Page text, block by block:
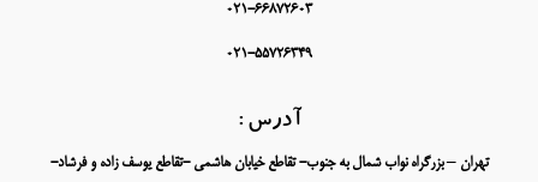
021-66872603
021-55726349
آدرس :
تهران – بزرگراه نواب شمال به جنوب- تقاطع خیابان هاشمی -تقاطع یوسف زاده و فرشاد-